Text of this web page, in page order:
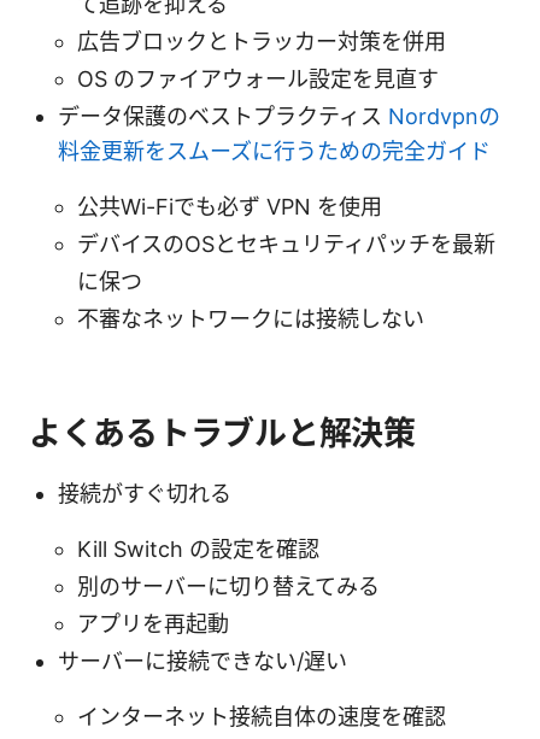
広告ブロックとトラッカー対策を併用
OS のファイアウォール設定を見直す
データ保護のベストプラクティス Nordvpnの
料金更新をスムーズに行うための完全ガイド
公共Wi-Fiでも必ず VPN を使用
デバイスのOSとセキュリティパッチを最新
に保つ
不審なネットワークには接続しない
よくあるトラブルと解決策
接続がすぐ切れる
Kill Switch の設定を確認
別のサーバーに切り替えてみる
アプリを再起動
サーバーに接続できない/遅い
インターネット接続自体の速度を確認